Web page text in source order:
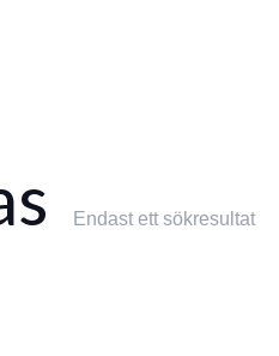
Endast ett sökresultat